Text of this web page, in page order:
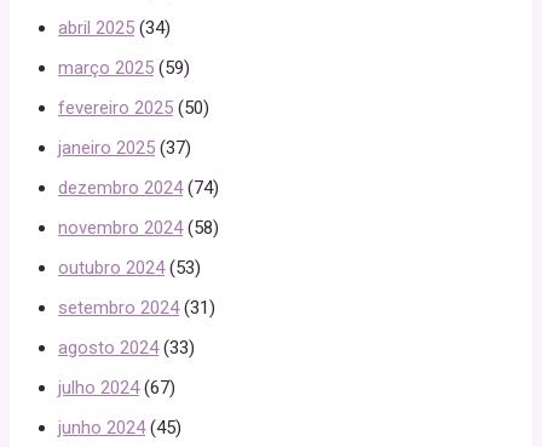
abril 2025 (34)
março 2025 (59)
fevereiro 2025 (50)
janeiro 2025 (37)
dezembro 2024(74)
novembro 2024(58)
outubro 2024(53)
setembro 2024(31)
agosto 2024(33)
julho 2024(67)
junho 2024(45)